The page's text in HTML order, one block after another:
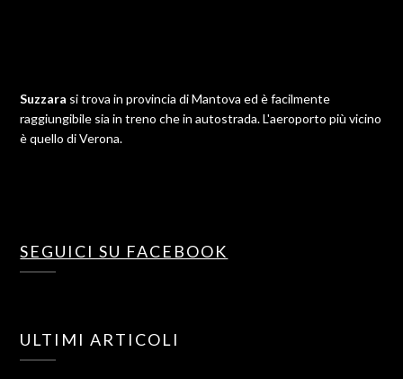
Suzzara si trova in provincia di Mantova ed è facilmente
raggiungibile sia in treno che in autostrada. L'aeroporto più vicino
è quello di Verona.
SEGUICI SU FACEBOOK
ULTIMI ARTICOLI